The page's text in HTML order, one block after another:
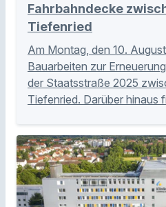
Fahrbahndecke
Tiefenried
Am Montag, den 10.
Bauarbeiten zur
der Staatsstraße 2025
Tiefenried. Darüber hinaus